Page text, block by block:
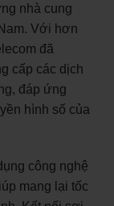
nhà cung
Với hơn
đã
cấp các dịch
đáp ứng
hình số của
công nghệ
mang lại tốc